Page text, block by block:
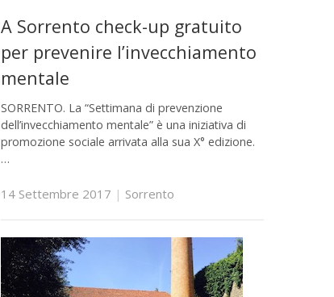
A Sorrento check-up gratuito
per prevenire l’invecchiamento
mentale
SORRENTO. La “Settimana di prevenzione
dell’invecchiamento mentale” è una iniziativa di
promozione sociale arrivata alla sua X° edizione.
…
14 Settembre 2017 | Sorrento